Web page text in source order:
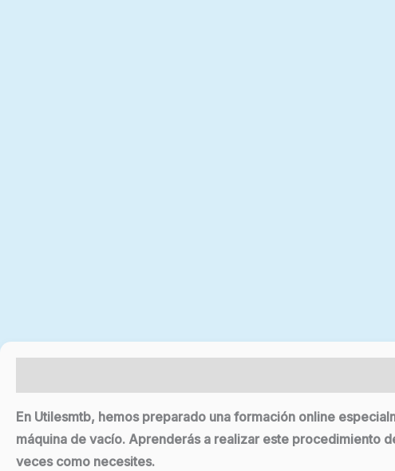
En Utilesmtb, hemos preparado una formación online
máquina de vacío. Aprenderás a realizar este procedimiento
veces como necesites.